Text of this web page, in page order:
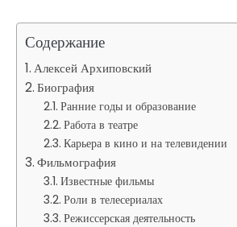
Содержание
Алексей Архиповский
Биография
Ранние годы и образование
Работа в театре
Карьера в кино и на телевидении
Фильмография
Известные фильмы
Роли в телесериалах
Режиссерская деятельность